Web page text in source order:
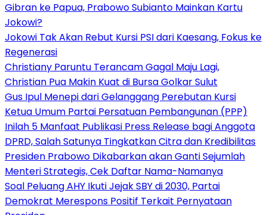
Gibran ke Papua, Prabowo Subianto Mainkan Kartu
Jokowi?
Jokowi Tak Akan Rebut Kursi PSI dari Kaesang, Fokus ke
Regenerasi
Christiany Paruntu Terancam Gagal Maju Lagi,
Christian Pua Makin Kuat di Bursa Golkar Sulut
Gus Ipul Menepi dari Gelanggang Perebutan Kursi
Ketua Umum Partai Persatuan Pembangunan (PPP)
Inilah 5 Manfaat Publikasi Press Release bagi Anggota
DPRD, Salah Satunya Tingkatkan Citra dan Kredibilitas
Presiden Prabowo Dikabarkan akan Ganti Sejumlah
Menteri Strategis, Cek Daftar Nama-Namanya
Soal Peluang AHY Ikuti Jejak SBY di 2030, Partai
Demokrat Merespons Positif Terkait Pernyataan